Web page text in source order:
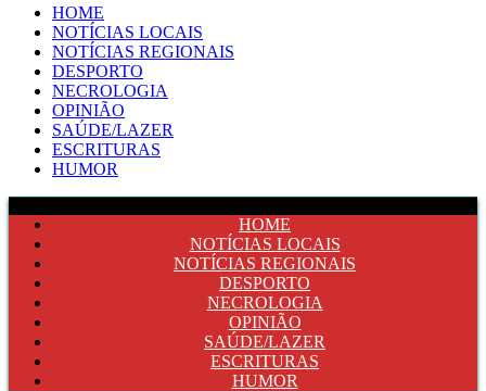
HOME
NOTÍCIAS LOCAIS
NOTÍCIAS REGIONAIS
DESPORTO
NECROLOGIA
OPINIÃO
SAÚDE/LAZER
ESCRITURAS
HUMOR
HOME
NOTÍCIAS LOCAIS
NOTÍCIAS REGIONAIS
DESPORTO
NECROLOGIA
OPINIÃO
SAÚDE/LAZER
ESCRITURAS
HUMOR